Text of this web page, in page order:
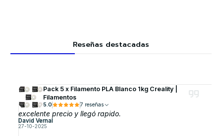
Reseñas destacadas
Pack 5 x Filamento PLA Blanco 1kg Creality |
Filamentos
5.0 7 reseñas
excelente precio y llegó rapido.
David Vernal
27-10-2025